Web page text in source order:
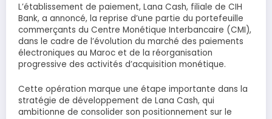
L’établissement de paiement, Lana Cash, filiale de CIH
Bank, a annoncé, la reprise d’une partie du portefeuille
commerçants du Centre Monétique Interbancaire (CMI),
dans le cadre de l’évolution du marché des paiements
électroniques au Maroc et de la réorganisation
progressive des activités d’acquisition monétique.
Cette opération marque une étape importante dans la
stratégie de développement de Lana Cash, qui
ambitionne de consolider son positionnement sur le